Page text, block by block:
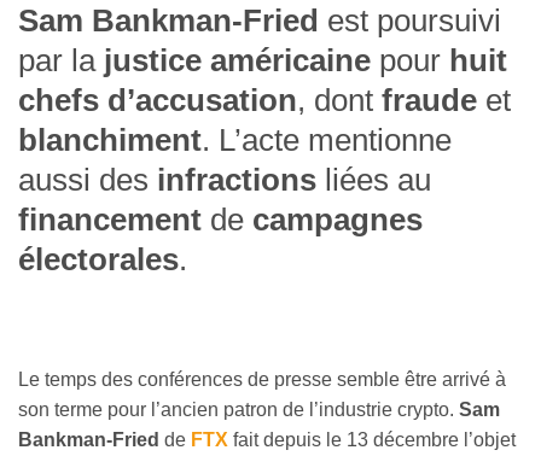
Sam Bankman-Fried est poursuivi
par la justice américaine pour huit
chefs d’accusation, dont fraude et
blanchiment. L’acte mentionne
aussi des infractions liées au
financement de campagnes
électorales.
Le temps des conférences de presse semble être arrivé à
son terme pour l’ancien patron de l’industrie crypto. Sam
Bankman-Fried de FTX fait depuis le 13 décembre l’objet